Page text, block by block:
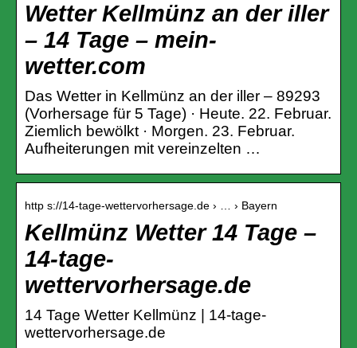
Wetter Kellmünz an der iller
– 14 Tage – mein-
wetter.com
Das Wetter in Kellmünz an der iller – 89293
(Vorhersage für 5 Tage) · Heute. 22. Februar.
Ziemlich bewölkt · Morgen. 23. Februar.
Aufheiterungen mit vereinzelten …
http s://14-tage-wettervorhersage.de › … › Bayern
Kellmünz Wetter 14 Tage –
14-tage-
wettervorhersage.de
14 Tage Wetter Kellmünz | 14-tage-
wettervorhersage.de